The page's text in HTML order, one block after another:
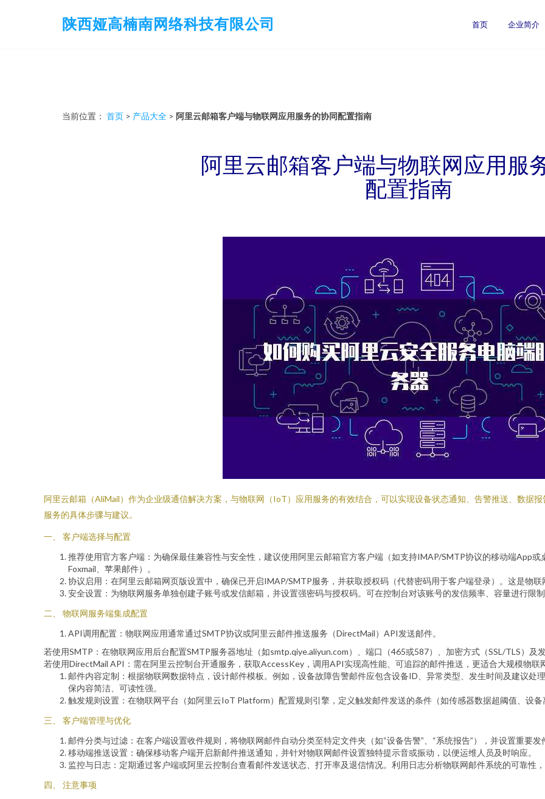
陕西娅高楠南网络科技有限公司 首页 企业简介
当前位置： 首页 > 产品大全 > 阿里云邮箱客户端与物联网应用服务的协同配置指南
阿里云邮箱客户端与物联网应用服
配置指南
阿里云邮箱（AliMail）作为企业级通信解决方案，与物联网（IoT）应用服务的有效结合，可以实现设备状态通知、告警推送、数据
服务的具体步骤与建议。
一、 客户端选择与配置
推荐使用官方客户端：为确保最佳兼容性与安全性，建议使用阿里云邮箱官方客户端（如支持IMAP/SMTP协议的移动端App
Foxmail、苹果邮件）。
协议启用：在阿里云邮箱网页版设置中，确保已开启IMAP/SMTP服务，并获取授权码（代替密码用于客户端登录）。这是物
安全设置：为物联网服务单独创建子账号或发信邮箱，并设置强密码与授权码。可在控制台对该账号的发信频率、容量进行限
二、 物联网服务端集成配置
API调用配置：物联网应用通常通过SMTP协议或阿里云邮件推送服务（DirectMail）API发送邮件。
若使用SMTP：在物联网应用后台配置SMTP服务器地址（如smtp.qiye.aliyun.com）、端口（465或587）、加密方式（SSL/TLS）及
若使用DirectMail API：需在阿里云控制台开通服务，获取AccessKey，调用API实现高性能、可追踪的邮件推送，更适合大规模物联
邮件内容定制：根据物联网数据特点，设计邮件模板。例如，设备故障告警邮件应包含设备ID、异常类型、发生时间及建议处
保内容简洁、可读性强。
触发规则设置：在物联网平台（如阿里云IoT Platform）配置规则引擎，定义触发邮件发送的条件（如传感器数据超阈值、设
三、 客户端管理与优化
邮件分类与过滤：在客户端设置收件规则，将物联网邮件自动分类至特定文件夹（如“设备告警”、“系统报告”），并设置重要
移动端推送设置：确保移动客户端开启新邮件推送通知，并针对物联网邮件设置独特提示音或振动，以便运维人员及时响应。
监控与日志：定期通过客户端或阿里云控制台查看邮件发送状态、打开率及退信情况。利用日志分析物联网邮件系统的可靠性
四、 注意事项